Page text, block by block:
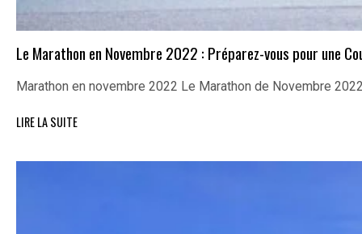
Le Marathon en Novembre 2022 : Préparez-vous pour une
Marathon en novembre 2022 Le Marathon de Novembre
LIRE LA SUITE